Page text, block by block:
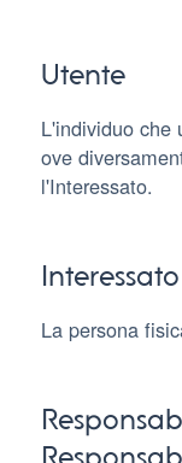
Utente
L'individuo che
ove
l'Interessato.
Interessato
La persona